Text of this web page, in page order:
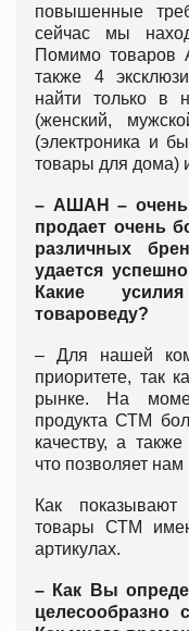
повышенные
сейчас мы
Помимо товаров
также 4
найти только в
(женский,
(электроника и
товары для дома)
– АШАН – очень
продает очень
различных
удается
Какие
товароведу?
– Для нашей
приоритете, так
рынке. На
продукта СТМ
качеству, а
что позволяет
Как
товары СТМ
артикулах.
– Как Вы
целесообразно